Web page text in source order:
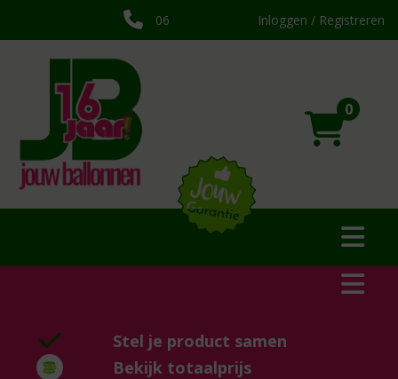
06 Inloggen / Registreren
0
Stel je product samen
Bekijk totaalprijs